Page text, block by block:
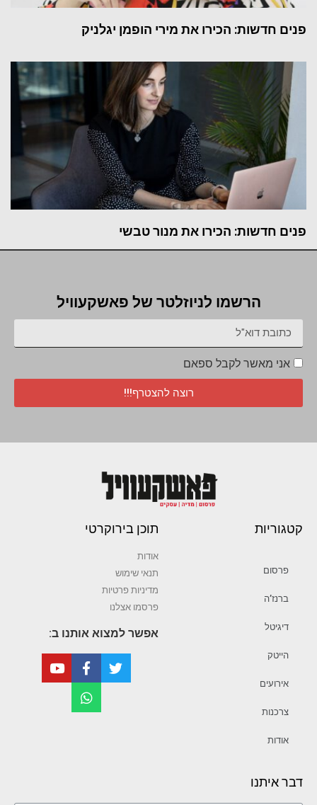
פנים חדשות: הכירו את מירי הופמן יגלניק
פנים חדשות: הכירו את מנור טבשי
הרשמו לניוזלטר של פאשקעוויל
אני מאשר לקבל ספאם
רוצה להצטרף!!!
קטגוריות
פרסום
ברנז’ה
דיגיטל
הייטק
אירועים
צרכנות
אודות
תוכן בירוקרטי
אודות
תנאי שימוש
מדיניות פרטיות
פרסמו אצלנו
אפשר למצוא אותנו ב:
דבר איתנו